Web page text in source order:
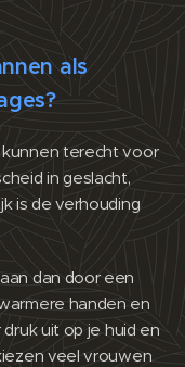
als
terecht voor
in geslacht,
is de verhouding
dan door een
handen en
uit op je huid en
veel vrouwen